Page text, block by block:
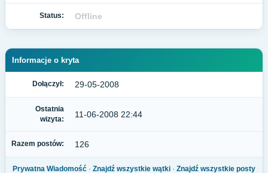
Status: Offline
Informacje o kryta
Dołączył: 29-05-2008
Ostatnia
wizyta:
11-06-2008 22:44
Razem postów: 126
Prywatna Wiadomość · Znajdź wszystkie wątki · Znajdź wszystkie posty